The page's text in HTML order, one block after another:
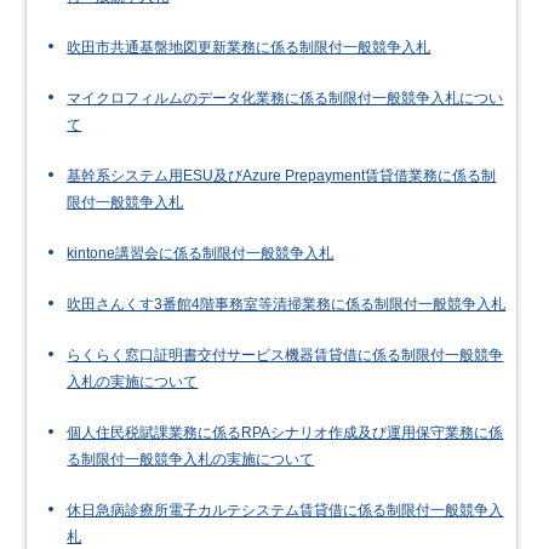
吹田市共通基盤地図更新業務に係る制限付一般競争入札
マイクロフィルムのデータ化業務に係る制限付一般競争入札につい
て
基幹系システム用ESU及びAzure Prepayment賃貸借業務に係る制
限付一般競争入札
kintone講習会に係る制限付一般競争入札
吹田さんくす3番館4階事務室等清掃業務に係る制限付一般競争入札
らくらく窓口証明書交付サービス機器賃貸借に係る制限付一般競争
入札の実施について
個人住民税賦課業務に係るRPAシナリオ作成及び運用保守業務に係
る制限付一般競争入札の実施について
休日急病診療所電子カルテシステム賃貸借に係る制限付一般競争入
札